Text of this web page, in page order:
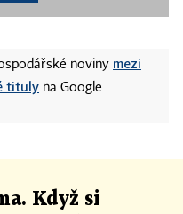
noviny mezi
tituly na Google
Když si